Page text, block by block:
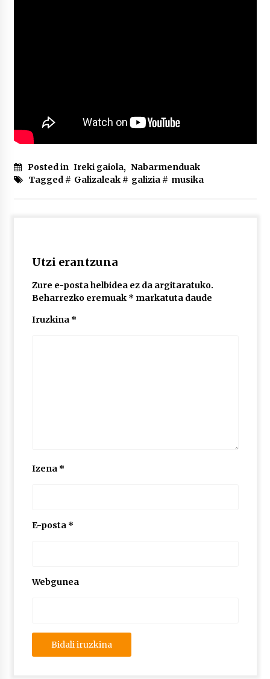
Posted in Ireki gaiola, Nabarmenduak
Tagged # Galizaleak# galizia# musika
Utzi erantzuna
Zure e-posta helbidea ez da argitaratuko.
Beharrezko eremuak * markatuta daude
Iruzkina *
Izena *
E-posta *
Webgunea